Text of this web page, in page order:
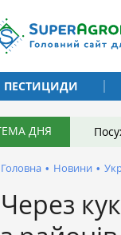
ПЕСТИЦИДИ
ДНЯ
Головна • Новини •
Через